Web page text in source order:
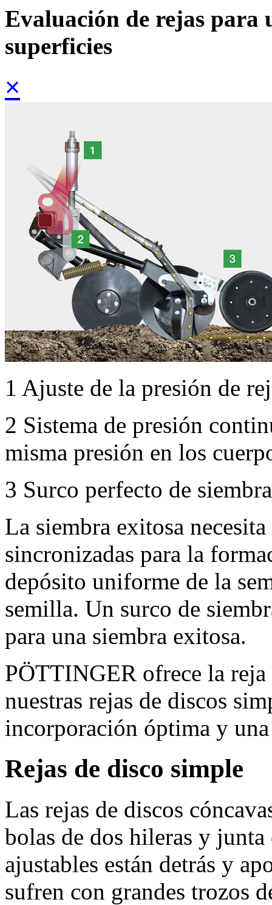
Evaluación de rejas para
superficies
×
1 Ajuste de la presión de
2 Sistema de presión
misma presión en los
3 Surco perfecto de
La siembra exitosa
sincronizadas para la
depósito uniforme de la
semilla. Un surco de
para una siembra exitosa.
PÖTTINGER ofrece la reja
nuestras rejas de discos
incorporación óptima y
Rejas de disco simple
Las rejas de discos
bolas de dos hileras y junta
ajustables están detrás y
sufren con grandes trozos